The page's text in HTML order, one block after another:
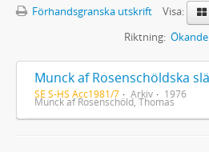
Förhandsgranska utskrift
Visa:
Riktning: Ökande
SE S-HS Acc1981/7 Arkiv 1976
Munck af Rosenschöld, Thomas